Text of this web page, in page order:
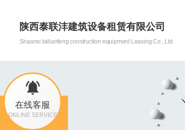
陕西泰联沣建筑设备租赁有限公司
Shaanxi tailianfeng construction equipment Leasing Co., Ltd
在线客服
ONLINE SERVICE